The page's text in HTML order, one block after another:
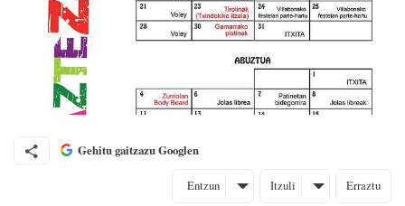
Gehitu gaitzazu Googlen
Entzun Itzuli Erraztu